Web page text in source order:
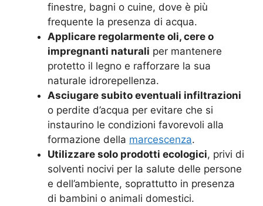
finestre, bagni o cuine, dove è più
frequente la presenza di acqua.
Applicare regolarmente oli, cere o
impregnanti naturali per mantenere
protetto il legno e rafforzare la sua
naturale idrorepellenza.
Asciugare subito eventuali infiltrazioni
o perdite d’acqua per evitare che si
instaurino le condizioni favorevoli alla
formazione della marcescenza.
Utilizzare solo prodotti ecologici, privi di
solventi nocivi per la salute delle persone
e dell’ambiente, soprattutto in presenza
di bambini o animali domestici.